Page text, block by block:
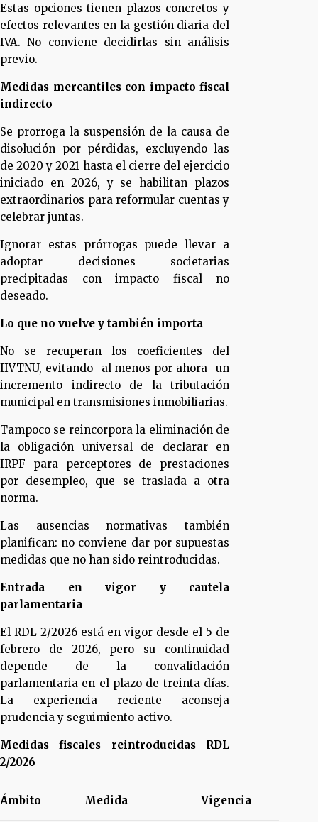
Estas opciones tienen plazos concretos y
efectos relevantes en la gestión diaria del
IVA. No conviene decidirlas sin análisis
previo.
Medidas mercantiles con impacto fiscal
indirecto
Se prorroga la suspensión de la causa de
disolución por pérdidas, excluyendo las
de 2020 y 2021 hasta el cierre del ejercicio
iniciado en 2026, y se habilitan plazos
extraordinarios para reformular cuentas y
celebrar juntas.
Ignorar estas prórrogas puede llevar a
adoptar decisiones societarias
precipitadas con impacto fiscal no
deseado.
Lo que no vuelve y también importa
No se recuperan los coeficientes del
IIVTNU, evitando -al menos por ahora- un
incremento indirecto de la tributación
municipal en transmisiones inmobiliarias.
Tampoco se reincorpora la eliminación de
la obligación universal de declarar en
IRPF para perceptores de prestaciones
por desempleo, que se traslada a otra
norma.
Las ausencias normativas también
planifican: no conviene dar por supuestas
medidas que no han sido reintroducidas.
Entrada en vigor y cautela
parlamentaria
El RDL 2/2026 está en vigor desde el 5 de
febrero de 2026, pero su continuidad
depende de la convalidación
parlamentaria en el plazo de treinta días.
La experiencia reciente aconseja
prudencia y seguimiento activo.
Medidas fiscales reintroducidas RDL
2/2026
Ámbito Medida Vigencia